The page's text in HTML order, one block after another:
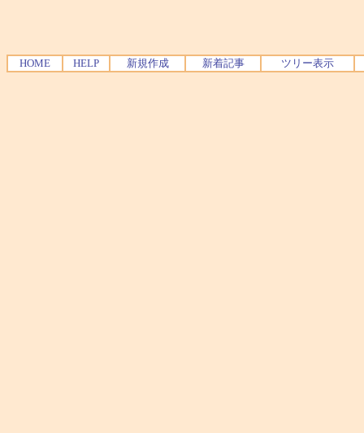
HOME HELP 新規作成 新着記事 ツリー表示